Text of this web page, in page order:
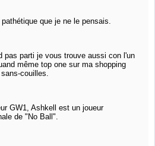
que je ne le pensais.
pas parti je vous trouve aussi con l'un
même top one sur ma shopping
couilles.
GW1, Ashkell est un joueur
de "No Ball".